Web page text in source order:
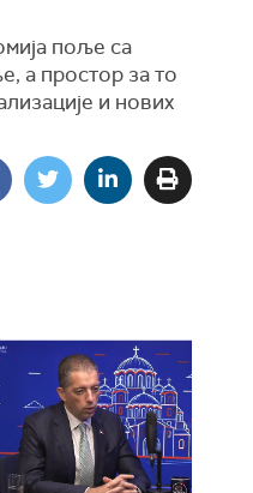
поље са
а простор за то
и нових